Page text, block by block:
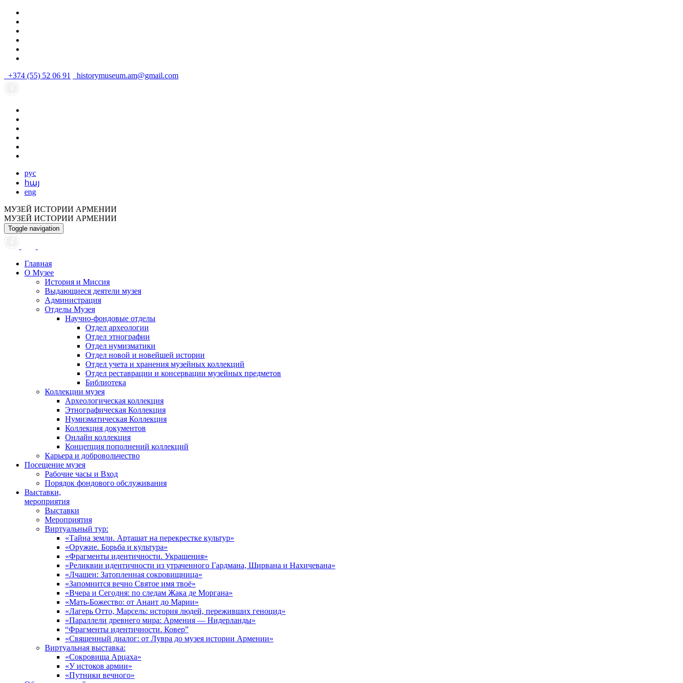
+374 (55) 52 06 91 historymuseum.am@gmail.com
рус
հայ
eng
МУЗЕЙ ИСТОРИИ АРМЕНИИ
МУЗЕЙ ИСТОРИИ АРМЕНИИ
Toggle navigation
Главная
О Музее
История и Миссия
Выдающиеся деятели музея
Администрация
Отделы Музея
Научно-фондовые отделы
Отдел археологии
Отдел этнографии
Отдел нумизматики
Отдел новой и новейшей истории
Отдел учета и хранения музейных коллекций
Отдел реставрации и консервации музейных предметов
Библиотека
Коллекции музея
Археологическая коллекция
Этнографическая Коллекция
Нумизматическая Коллекция
Коллекция документов
Онлайн коллекция
Концепция пополнений коллекций
Карьера и добровольчество
Посещение музея
Рабочие часы и Вход
Порядок фондового обслуживания
Выставки,
мероприятия
Выставки
Мероприятия
Виртуальный тур:
«Тайна земли. Арташат на перекрестке культур»
«Оружие. Борьба и культура»
«Фрагменты идентичности. Украшения»
«Реликвии идентичности из утраченного Гардмана, Ширвана и Нахичевана»
«Лчашен: Затопленная сокровищница»
«Запомнится вечно Святое имя твоё»
«Вчера и Сегодня: по следам Жака де Моргана»
«Мать-Божество: от Анаит до Марии»
«Лагерь Отто, Марсель: история людей, переживших геноцид»
«Параллели древнего мира: Армения — Нидерланды»
“Фрагменты идентичности. Ковер”
«Священный диалог: от Лувра до музея истории Армении»
Виртуальная выставка:
«Сокровища Арцаха»
«У истоков армии»
«Путники вечного»